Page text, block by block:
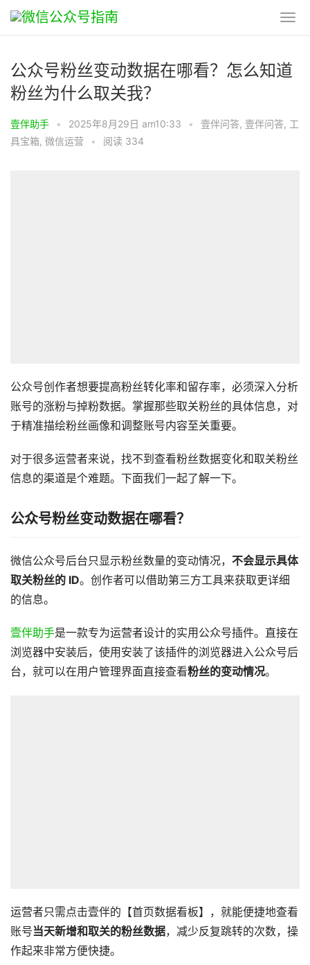
公众号粉丝变动数据在哪看？怎么知道
粉丝为什么取关我？
壹伴助手 • 2025年8月29日 am10:33 • 壹伴问答, 壹伴问答, 工
具宝箱, 微信运营 • 阅读 334
公众号创作者想要提高粉丝转化率和留存率，必须深入分析
账号的涨粉与掉粉数据。掌握那些取关粉丝的具体信息，对
于精准描绘粉丝画像和调整账号内容至关重要。
对于很多运营者来说，找不到查看粉丝数据变化和取关粉丝
信息的渠道是个难题。下面我们一起了解一下。
公众号粉丝变动数据在哪看？
微信公众号后台只显示粉丝数量的变动情况， 不会显示具体
取关粉丝的 ID。创作者可以借助第三方工具来获取更详细
的信息。
壹伴助手是一款专为运营者设计的实用公众号插件。直接在
浏览器中安装后，使用安装了该插件的浏览器进入公众号后
台，就可以在用户管理界面直接查看粉丝的变动情况。
运营者只需点击壹伴的【首页数据看板】，就能便捷地查看
账号当天新增和取关的粉丝数据，减少反复跳转的次数，操
作起来非常方便快捷。